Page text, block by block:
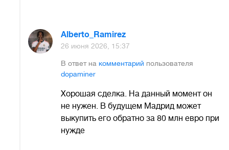
Alberto_Ramirez
26 июня 2026, 15:37
В ответ на комментарий пользователя
dopaminer
Хорошая сделка. На данный момент он
не нужен. В будущем Мадрид может
выкупить его обратно за 80 млн евро при
нужде